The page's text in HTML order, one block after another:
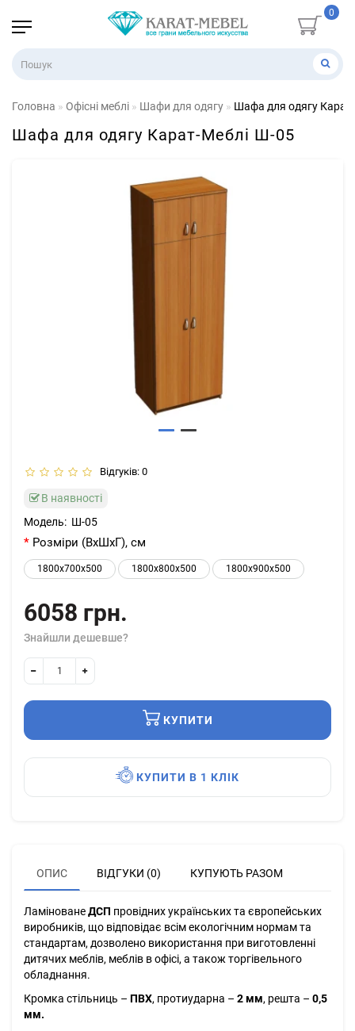
0
Головна Офісні меблі Шафи для одягу Шафа для одягу
Шафа для одягу Карат-Меблі Ш-05
Відгуків: 0
В наявності
Модель: Ш-05
Розміри (ВхШхГ), см
1800x700x500 1800х800х500 1800x900x500
6058 грн.
Знайшли дешевше?
КУПИТИ
КУПИТИ В 1 КЛІК
ОПИС ВІДГУКИ (0) КУПУЮТЬ РАЗОМ
ЛамінованеДСП провідних українських та європейських
виробників, що відповідає всім екологічним нормам та
стандартам, дозволено використання при виготовленні
дитячих меблів, меблів в офісі, а також торгівельного
обладнання.
Кромка стільниць – ПВХ, протиударна – 2 мм, решта – 0,5
мм.